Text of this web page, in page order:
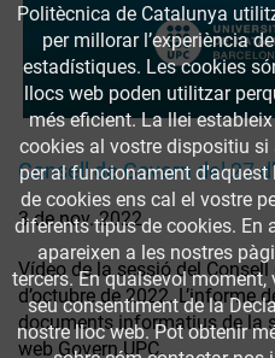
Consell de Govern del 27
3 de nov. 2022
Vídeo de la sessió del Consell
d’octubre de 2022. L’informe
documents informatius de la
web Govern UPC.
Politècnica de Catalunya
per millorar l’experiència
estadístiques. Les cookies
llocs web poden utilitzar
més eficient. La llei
cookies al vostre dispositiu
per al funcionament
de cookies ens cal el vostre
diferents tipus de cookies. En
apareixen a les nostres
tercers. En qualsevol
seu consentiment de la
nostre lloc web. Pot obtenir